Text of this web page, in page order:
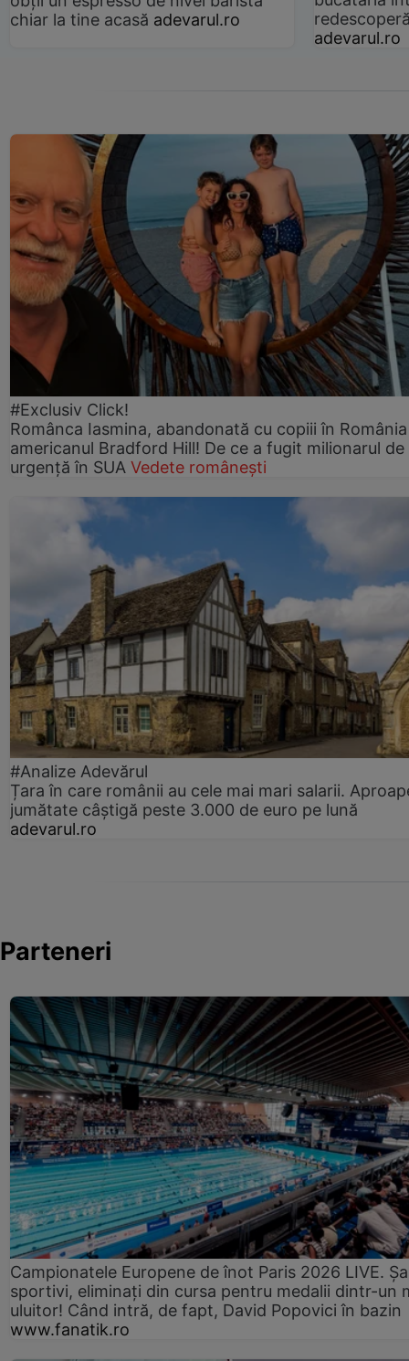
chiar la tine acasă adevarul.ro
adevarul.ro
#Exclusiv Click!
Românca Iasmina, abandonată cu copiii în
americanul Bradford Hill! De ce a fugit milionarul de
urgență în SUA Vedete românești
#Analize Adevărul
Țara în care românii au cele mai mari salarii.
jumătate câștigă peste 3.000 de euro pe lună
adevarul.ro
Parteneri
Campionatele Europene de înot Paris 2026 LIVE.
sportivi, eliminați din cursa pentru medalii dintr-un
uluitor! Când intră, de fapt, David Popovici în bazin
www.fanatik.ro